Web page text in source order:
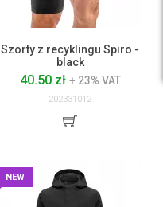
Szorty z recyklingu Spiro -
black
40.50 zł + 23% VAT
202331012
NEW